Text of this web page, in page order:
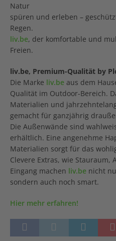
Natur
spüren und erleben –
Regen.
liv.be, der komfortable und
Freien.
liv.be, Premium-Qualität by
Die Marke liv.be aus dem
Qualität im Outdoor-Bereich.
Materialien und
gemacht für ganzjährig
Die Außenwände sind
erhältlich. Eine angenehme
Materialien sorgt für das
Clevere Extras, wie Stauraum,
Eingang machen liv.be nicht
sondern auch noch smart.
Hier mehr erfahren!